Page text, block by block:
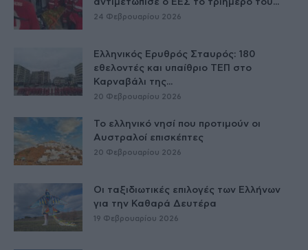
24 Φεβρουαρίου 2026
Ελληνικός Ερυθρός Σταυρός: 180
εθελοντές και υπαίθριο ΤΕΠ στο
Καρναβάλι της...
20 Φεβρουαρίου 2026
Το ελληνικό νησί που προτιμούν οι
Αυστραλοί επισκέπτες
20 Φεβρουαρίου 2026
Οι ταξιδιωτικές επιλογές των Ελλήνων
για την Καθαρά Δευτέρα
19 Φεβρουαρίου 2026